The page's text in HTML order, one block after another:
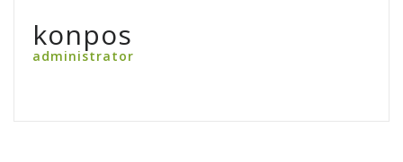
konpos
administrator